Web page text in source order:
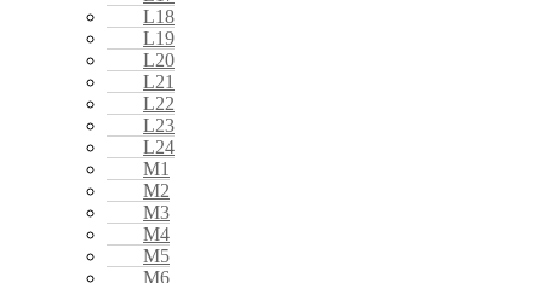
L18
L19
L20
L21
L22
L23
L24
M1
M2
M3
M4
M5
M6